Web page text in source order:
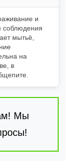
и
соблюдения
мытьё,
на
в
Мы